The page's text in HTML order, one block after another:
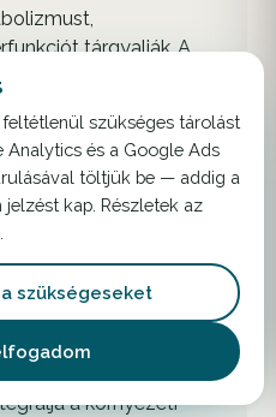
tárgyalják. A
obesitas, 2-es típusú
be. A mikrobiomot
és FMT-vel
pozicionálják.
M, Elinav E. The
immunity. Nature. 2016.
arról, hogy a
a környezeti
szükséges tárolást
Analytics és a Google Ads
töltjük be — addig a
kap. Részletek az
a szükségeseket